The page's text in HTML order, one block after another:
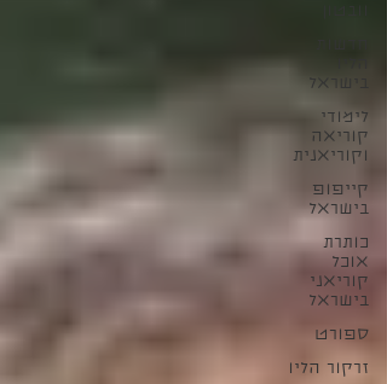
בישראל
לימודי
קוריאה
וקוריאנית
קייפופ
בישראל
כותרת
אוכל
קוריאני
בישראל
ספורט
זרקור הליו